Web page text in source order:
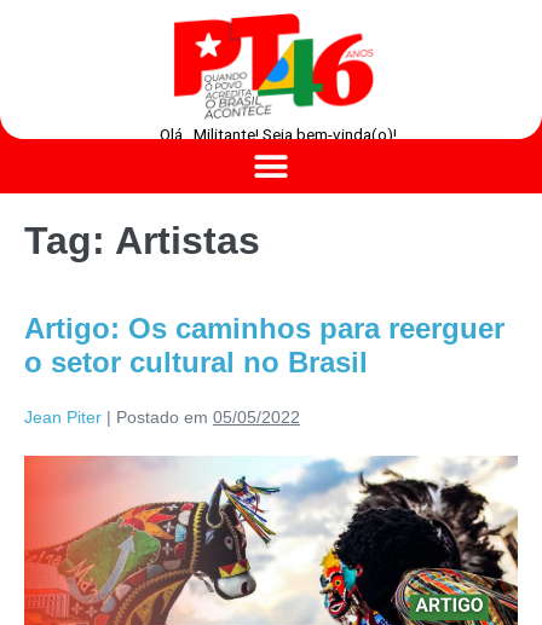
Olá , Militante! Seja bem-vinda(o)!
Tag: Artistas
Artigo: Os caminhos para reerguer
o setor cultural no Brasil
Jean Piter | Postado em 05/05/2022